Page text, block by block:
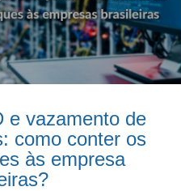
e vazamento de
como conter os
às empresa